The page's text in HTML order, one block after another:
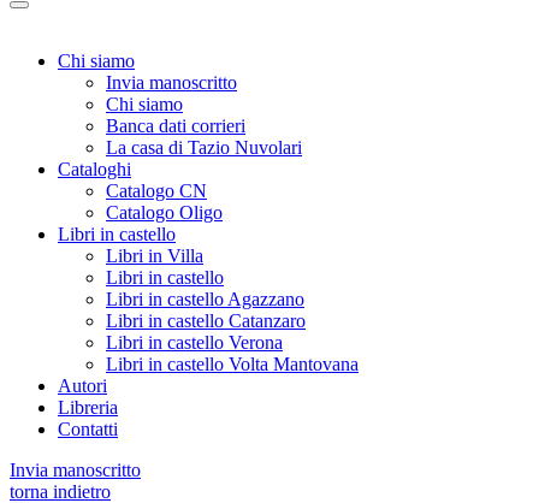
Chi siamo
Invia manoscritto
Chi siamo
Banca dati corrieri
La casa di Tazio Nuvolari
Cataloghi
Catalogo CN
Catalogo Oligo
Libri in castello
Libri in Villa
Libri in castello
Libri in castello Agazzano
Libri in castello Catanzaro
Libri in castello Verona
Libri in castello Volta Mantovana
Autori
Libreria
Contatti
Invia manoscritto
torna indietro